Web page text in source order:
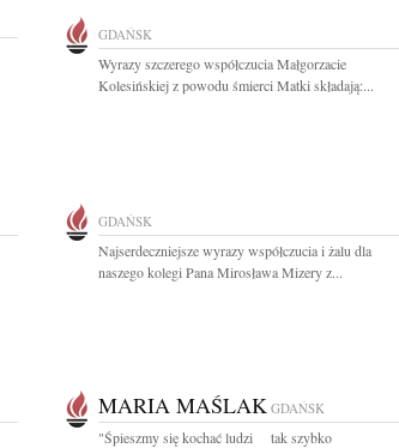
GDAŃSK
Wyrazy szczerego współczucia Małgorzacie
Kolesińskiej z powodu śmierci Matki składają:...
GDAŃSK
Najserdeczniejsze wyrazy współczucia i żalu dla
naszego kolegi Pana Mirosława Mizery z...
MARIA MAŚLAK GDAŃSK
"Śpieszmy się kochać ludzi tak szybko